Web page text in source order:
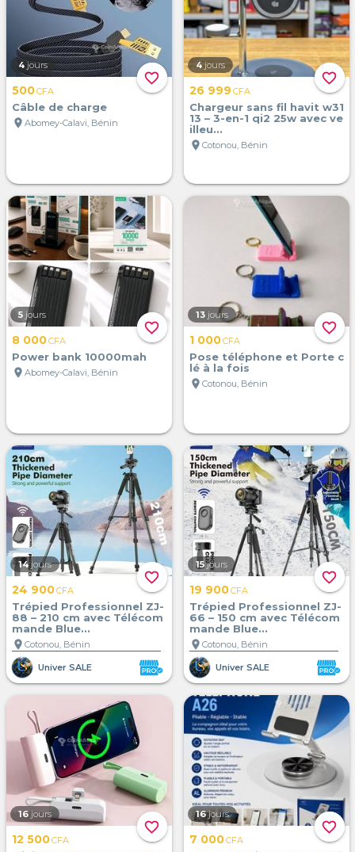
favorite_border
4 jours
500CFA
Câble de charge
location_on Abomey-Calavi, Bénin
favorite_border
4 jours
26 999 CFA
Chargeur sans fil havit w31
13 – 3-en-1 qi2 25w avec ve
illeu...
location_on Cotonou, Bénin
favorite_border
5 jours
8 000CFA
Power bank 10000mah
location_on Abomey-Calavi, Bénin
favorite_border
13 jours
1 000CFA
Pose téléphone et Porte c
lé à la fois
location_on Cotonou, Bénin
favorite_border
14 jours
24 900CFA
Trépied Professionnel ZJ-
88 – 210 cm avec Télécom
mande Blue...
location_on Cotonou, Bénin
Univer SALE
favorite_border
15 jours
19 900CFA
Trépied Professionnel ZJ-
66 – 150 cm avec Télécom
mande Blue...
location_on Cotonou, Bénin
Univer SALE
favorite_border
16 jours
12 500CFA
favorite_border
16 jours
7 000CFA